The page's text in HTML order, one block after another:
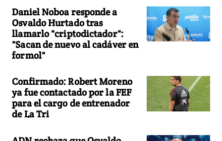
Daniel Noboa responde a
Osvaldo Hurtado tras
llamarlo "criptodictador":
"Sacan de nuevo al cadáver en
formol"
Confirmado: Robert Moreno
ya fue contactado por la FEF
para el cargo de entrenador
de La Tri